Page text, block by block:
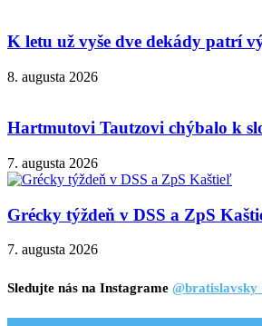
K letu už vyše dve dekády patrí
8. augusta 2026
Hartmutovi Tautzovi chýbalo k
7. augusta 2026
Grécky týždeň v DSS a ZpS
7. augusta 2026
Sledujte nás na Instagrame